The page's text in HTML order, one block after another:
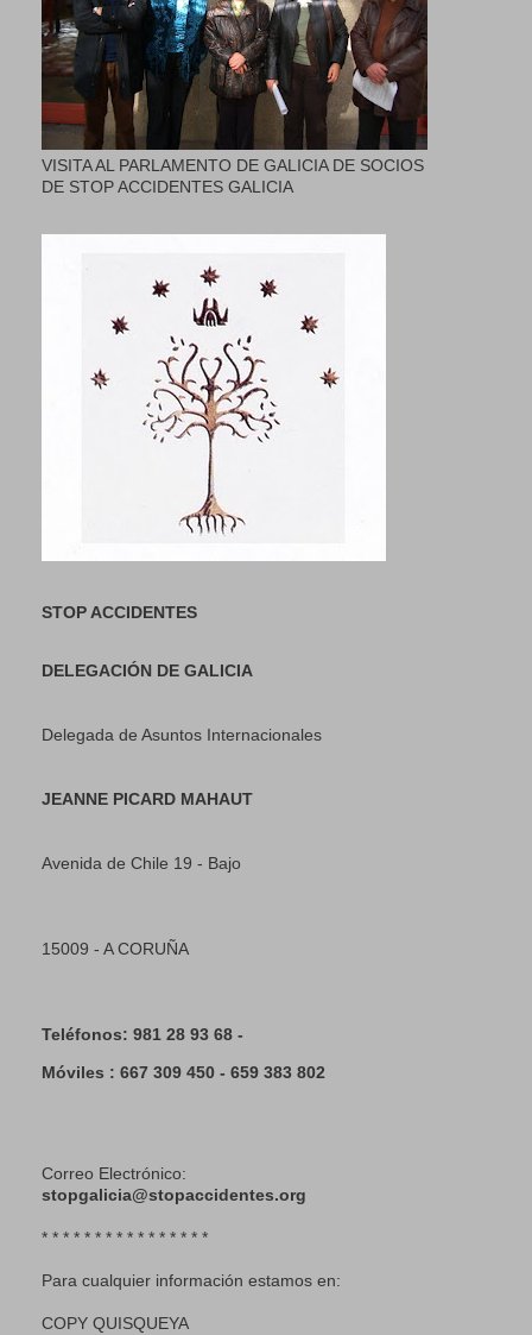
VISITA AL PARLAMENTO DE GALICIA DE SOCIOS
DE STOP ACCIDENTES GALICIA
STOP ACCIDENTES
DELEGACIÓN DE GALICIA
Delegada de Asuntos Internacionales
JEANNE PICARD MAHAUT
Avenida de Chile 19 - Bajo
15009 - A CORUÑA
Teléfonos: 981 28 93 68 -
Móviles : 667 309 450 - 659 383 802
Correo Electrónico:
stopgalicia@stopaccidentes.org
* * * * * * * * * * * * * * * *
Para cualquier información estamos en:
COPY QUISQUEYA